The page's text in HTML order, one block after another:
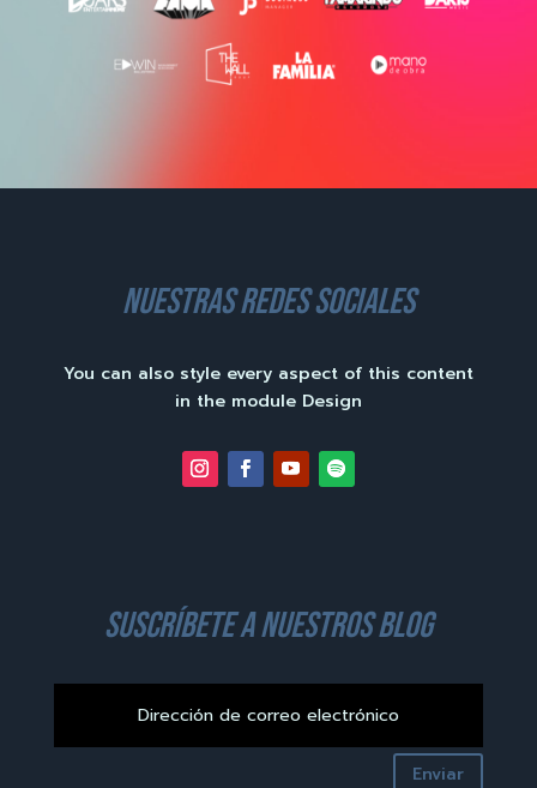
nuestras redes sociales
You can also style every aspect of this content
in the module Design
suscríbete a nuestros blog
Enviar